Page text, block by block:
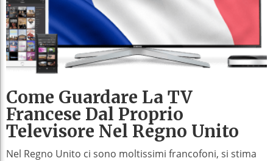
Come Guardare La TV
Francese Dal Proprio
Televisore Nel Regno Unito
Nel Regno Unito ci sono moltissimi francofoni, si stima